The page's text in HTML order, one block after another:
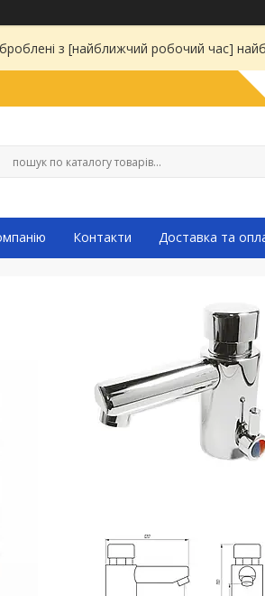
з [найближчий робочий час]
Контакти Доставка та